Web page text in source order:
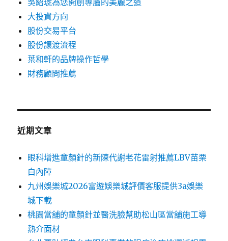
吳紹琥為您開創專屬的美麗之道
大投資方向
股份交易平台
股份讓渡流程
葉和軒的品牌操作哲學
財務顧問推薦
近期文章
眼科增進童顏針的新陳代謝老花雷射推薦LBV苗栗
白內障
九州娛樂城2026富遊娛樂城評價客服提供3a娛樂
城下載
桃園當舖的童顏針並醫洗臉幫助松山區當舖施工導
熱介面材